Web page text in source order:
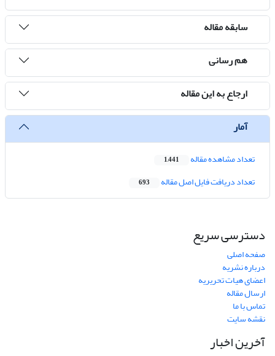
سابقه مقاله
هم رسانی
ارجاع به این مقاله
آمار
تعداد مشاهده مقاله 1,441
تعداد دریافت فایل اصل مقاله 693
دسترسی سریع
صفحه اصلی
درباره نشریه
اعضای هیات تحریریه
ارسال مقاله
تماس با ما
نقشه سایت
آخرین اخبار